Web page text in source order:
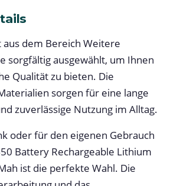
aus dem Bereich Weitere
sorgfältig ausgewählt, um Ihnen
Qualität zu bieten. Die
sorgen für eine lange
zuverlässige Nutzung im Alltag.
oder für den eigenen Gebrauch
Battery Rechargeable Lithium
ist die perfekte Wahl. Die